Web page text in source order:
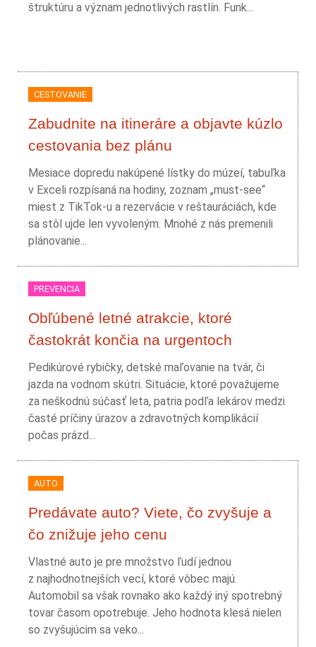
štruktúru a význam jednotlivých rastlín. Funk...
CESTOVANIE
Zabudnite na itineráre a objavte kúzlo
cestovania bez plánu
Mesiace dopredu nakúpené lístky do múzeí, tabuľka
v Exceli rozpísaná na hodiny, zoznam „must-see“
miest z TikTok-u a rezervácie v reštauráciách, kde
sa stôl ujde len vyvoleným. Mnohé z nás premenili
plánovanie...
PREVENCIA
Obľúbené letné atrakcie, ktoré
častokrát končia na urgentoch
Pedikúrové rybičky, detské maľovanie na tvár, či
jazda na vodnom skútri. Situácie, ktoré považujeme
za neškodnú súčasť leta, patria podľa lekárov medzi
časté príčiny úrazov a zdravotných komplikácií
počas prázd...
AUTO
Predávate auto? Viete, čo zvyšuje a
čo znižuje jeho cenu
Vlastné auto je pre množstvo ľudí jednou
z najhodnotnejších vecí, ktoré vôbec majú.
Automobil sa však rovnako ako každý iný spotrebný
tovar časom opotrebuje. Jeho hodnota klesá nielen
so zvyšujúcim sa veko...